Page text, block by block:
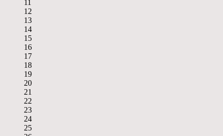
11
12
13
14
15
16
17
18
19
20
21
22
23
24
25